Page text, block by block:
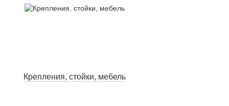
Крепления, стойки, мебель